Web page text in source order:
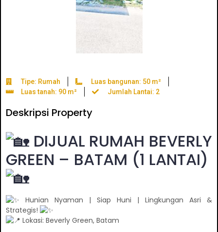
Tipe: Rumah
Luas bangunan: 50 m²
Luas tanah: 90 m²
Jumlah Lantai: 2
Deskripsi Property
DIJUAL RUMAH BEVERLY
GREEN – BATAM (1 LANTAI)
Hunian Nyaman | Siap Huni | Lingkungan Asri &
Strategis!
Lokasi: Beverly Green, Batam